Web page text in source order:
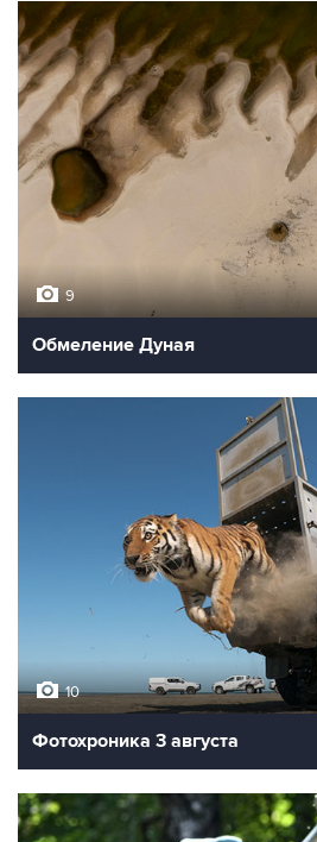
9
Обмеление Дуная
10
Фотохроника 3 августа